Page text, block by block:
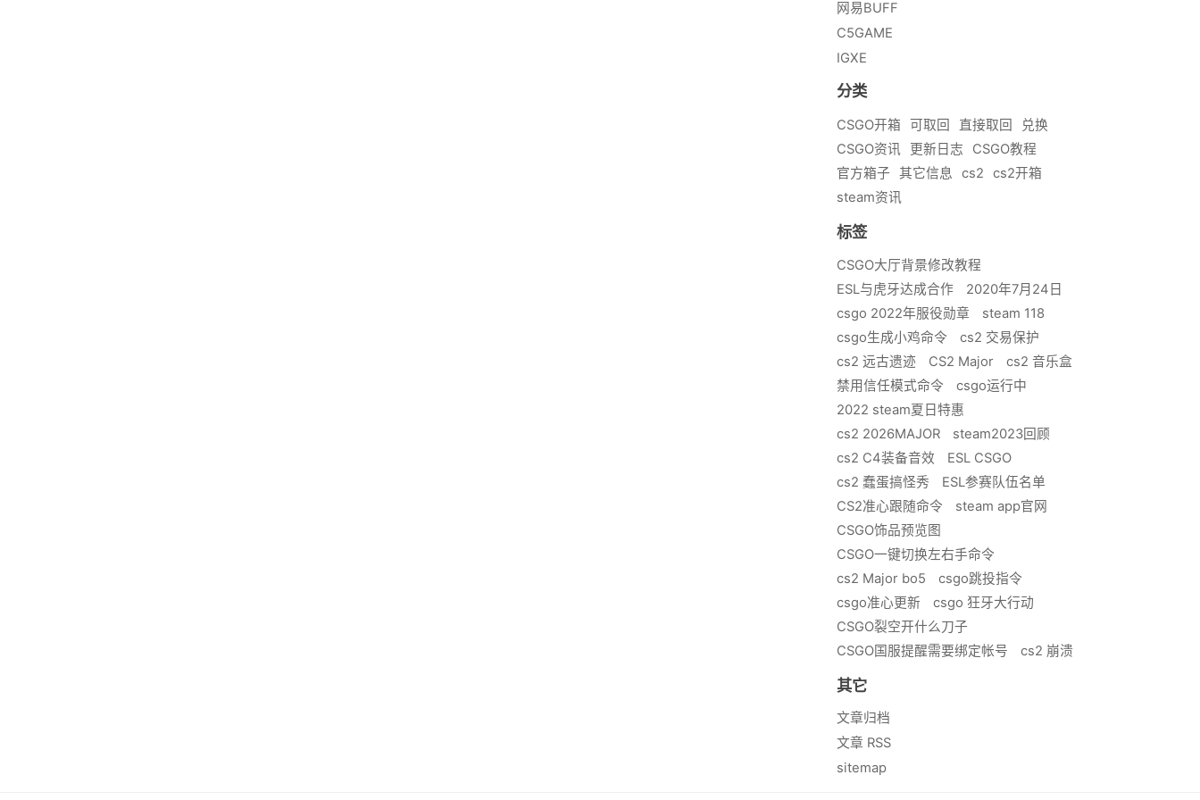
网易BUFF
C5GAME
IGXE
分类
CSGO开箱 可取回 直接取回
兑换
CSGO资讯
更新日志
CSGO教程
官方箱子
其它信息 cs2
cs2开箱
steam资讯
标签
CSGO大厅背景修改教程
ESL与虎牙达成合作
2020年7月24日
csgo 2022年服役勋章
steam 118
csgo生成小鸡命令
cs2 交易保护
cs2 远古遗迹
CS2 Major
cs2 音乐盒
禁用信任模式命令
csgo运行中
2022 steam夏日特惠
cs2 2026MAJOR
steam2023回顾
cs2 C4装备音效
ESL CSGO
cs2 蠢蛋搞怪秀
ESL参赛队伍名单
CS2准心跟随命令
steam app官网
CSGO饰品预览图
CSGO一键切换左右手命令
cs2 Major bo5
csgo跳投指令
csgo准心更新
csgo 狂牙大行动
CSGO裂空开什么刀子
CSGO国服提醒需要绑定帐号
cs2 崩溃
其它
文章归档
文章 RSS
sitemap